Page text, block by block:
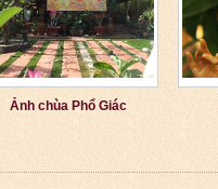
Ảnh chùa Phổ Giác